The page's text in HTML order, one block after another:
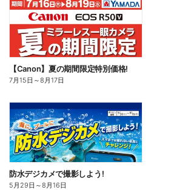
【Canon】夏の期間限定特別価格!
7月15日 ～8月17日
防水デジカメで撮影しよう!
5月29日 ～8月16日